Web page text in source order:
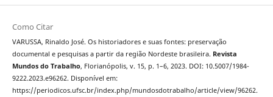
Como Citar
VARUSSA, Rinaldo José. Os historiadores e suas fontes: preservação
documental e pesquisas a partir da região Nordeste brasileira. Revista
Mundos do Trabalho, Florianópolis, v. 15, p. 1–6, 2023. DOI: 10.5007/1984-
9222.2023.e96262. Disponível em:
https://periodicos.ufsc.br/index.php/mundosdotrabalho/article/view/96262.